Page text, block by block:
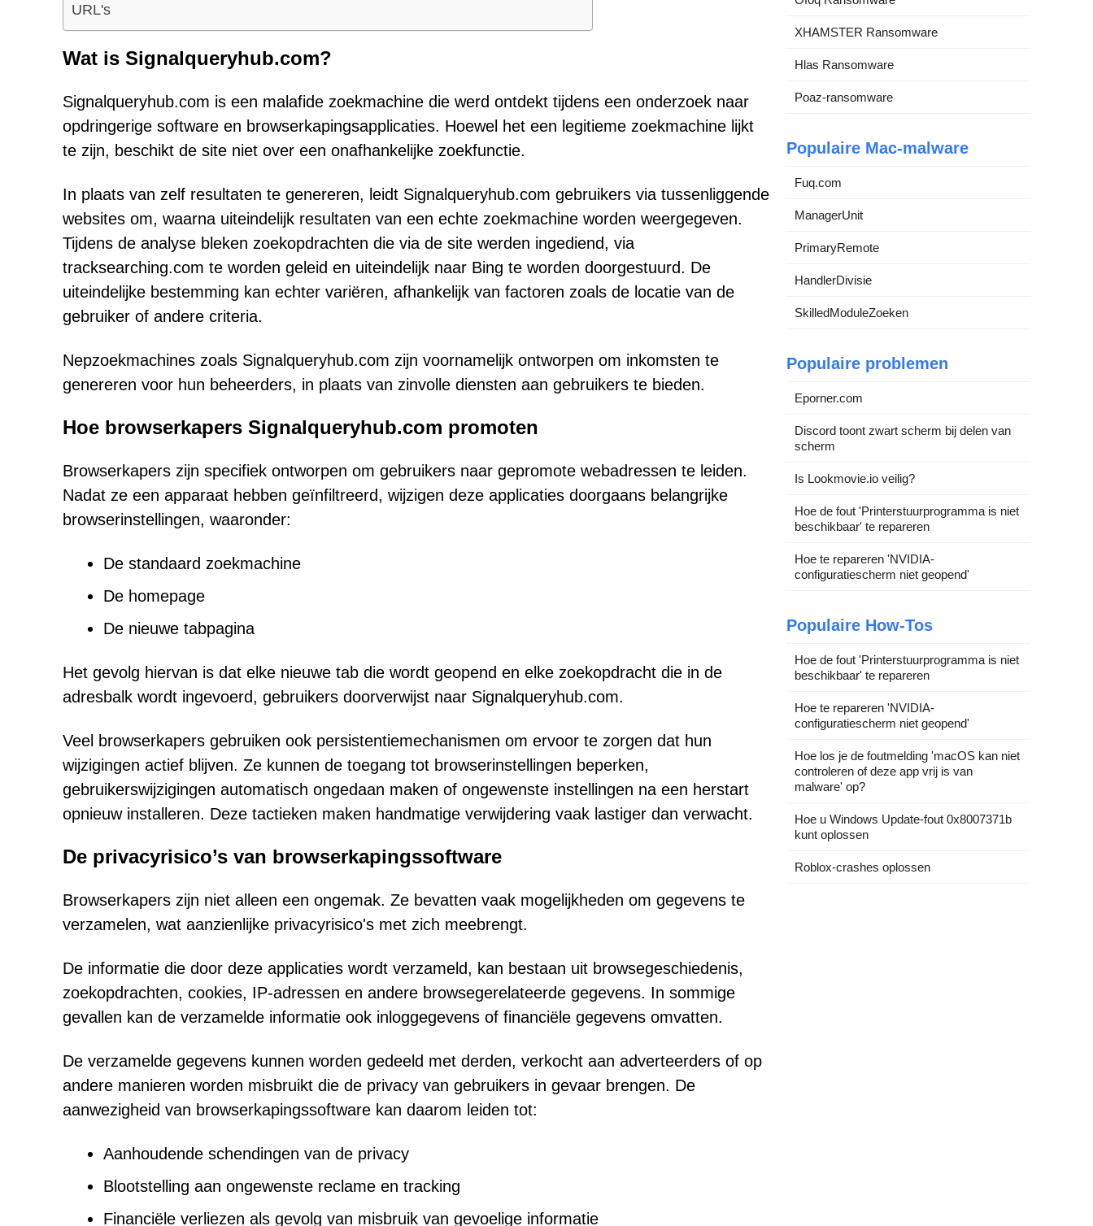
URL's
Wat is Signalqueryhub.com?
Signalqueryhub.com is een malafide zoekmachine die werd ontdekt tijdens een onderzoek naar
opdringerige software en browserkapingsapplicaties. Hoewel het een legitieme zoekmachine lijkt
te zijn, beschikt de site niet over een onafhankelijke zoekfunctie.
In plaats van zelf resultaten te genereren, leidt Signalqueryhub.com gebruikers via tussenliggende
websites om, waarna uiteindelijk resultaten van een echte zoekmachine worden weergegeven.
Tijdens de analyse bleken zoekopdrachten die via de site werden ingediend, via
tracksearching.com te worden geleid en uiteindelijk naar Bing te worden doorgestuurd. De
uiteindelijke bestemming kan echter variëren, afhankelijk van factoren zoals de locatie van de
gebruiker of andere criteria.
Nepzoekmachines zoals Signalqueryhub.com zijn voornamelijk ontworpen om inkomsten te
genereren voor hun beheerders, in plaats van zinvolle diensten aan gebruikers te bieden.
Hoe browserkapers Signalqueryhub.com promoten
Browserkapers zijn specifiek ontworpen om gebruikers naar gepromote webadressen te leiden.
Nadat ze een apparaat hebben geïnfiltreerd, wijzigen deze applicaties doorgaans belangrijke
browserinstellingen, waaronder:
De standaard zoekmachine
De homepage
De nieuwe tabpagina
Het gevolg hiervan is dat elke nieuwe tab die wordt geopend en elke zoekopdracht die in de
adresbalk wordt ingevoerd, gebruikers doorverwijst naar Signalqueryhub.com.
Veel browserkapers gebruiken ook persistentiemechanismen om ervoor te zorgen dat hun
wijzigingen actief blijven. Ze kunnen de toegang tot browserinstellingen beperken,
gebruikerswijzigingen automatisch ongedaan maken of ongewenste instellingen na een herstart
opnieuw installeren. Deze tactieken maken handmatige verwijdering vaak lastiger dan verwacht.
De privacyrisico’s van browserkapingssoftware
Browserkapers zijn niet alleen een ongemak. Ze bevatten vaak mogelijkheden om gegevens te
verzamelen, wat aanzienlijke privacyrisico's met zich meebrengt.
De informatie die door deze applicaties wordt verzameld, kan bestaan uit browsegeschiedenis,
zoekopdrachten, cookies, IP-adressen en andere browsegerelateerde gegevens. In sommige
gevallen kan de verzamelde informatie ook inloggegevens of financiële gegevens omvatten.
De verzamelde gegevens kunnen worden gedeeld met derden, verkocht aan adverteerders of op
andere manieren worden misbruikt die de privacy van gebruikers in gevaar brengen. De
aanwezigheid van browserkapingssoftware kan daarom leiden tot:
Aanhoudende schendingen van de privacy
Blootstelling aan ongewenste reclame en tracking
Financiële verliezen als gevolg van misbruik van gevoelige informatie
XHAMSTER Ransomware
Hlas Ransomware
Poaz-ransomware
Populaire Mac-malware
Fuq.com
ManagerUnit
PrimaryRemote
HandlerDivisie
SkilledModuleZoeken
Populaire problemen
Eporner.com
Discord toont zwart scherm bij delen van
scherm
Is Lookmovie.io veilig?
Hoe de fout 'Printerstuurprogramma is niet
beschikbaar' te repareren
Hoe te repareren 'NVIDIA-
configuratiescherm niet geopend'
Populaire How-Tos
Hoe de fout 'Printerstuurprogramma is niet
beschikbaar' te repareren
Hoe te repareren 'NVIDIA-
configuratiescherm niet geopend'
Hoe los je de foutmelding 'macOS kan niet
controleren of deze app vrij is van
malware' op?
Hoe u Windows Update-fout 0x8007371b
kunt oplossen
Roblox-crashes oplossen